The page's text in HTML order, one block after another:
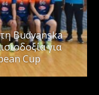
Budvanska
για
Cup